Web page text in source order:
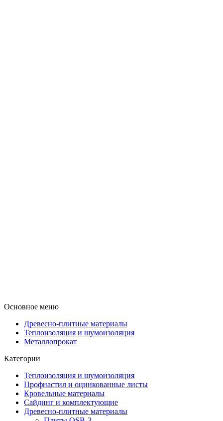
Основное меню
Древесно-плитные материалы
Теплоизоляция и шумоизоляция
Металлопрокат
Категории
Теплоизоляция и шумоизоляция
Профнастил и оцинкованные листы
Кровельные материалы
Сайдинг и комплектующие
Древесно-плитные материалы